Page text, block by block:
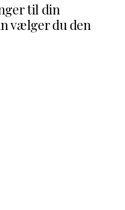
til din
vælger du den